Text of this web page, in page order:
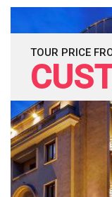
TOUR PRICE